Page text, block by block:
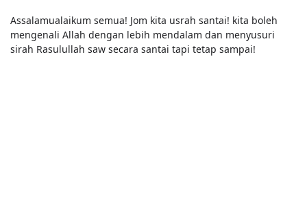
Assalamualaikum semua! Jom kita usrah santai! kita boleh
mengenali Allah dengan lebih mendalam dan menyusuri
sirah Rasulullah saw secara santai tapi tetap sampai!